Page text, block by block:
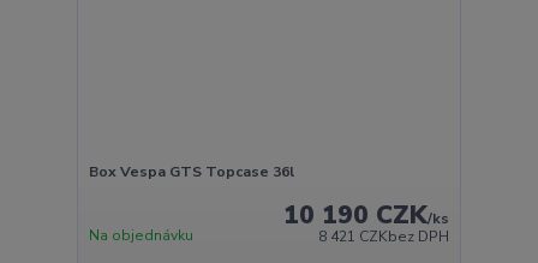
Box Vespa GTS Topcase 36l
10 190 CZK/ks
8 421 CZKbez DPH
Na objednávku